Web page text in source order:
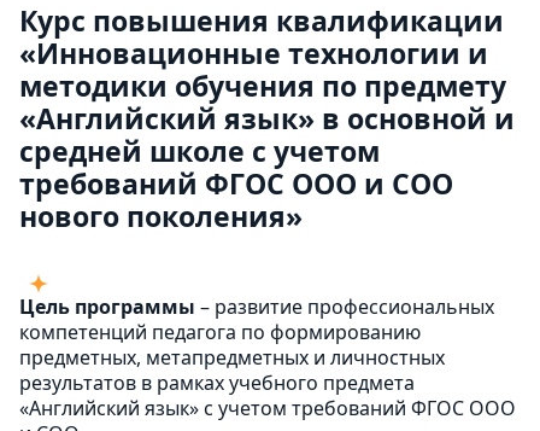
Курс повышения квалификации
«Инновационные технологии и
методики обучения по предмету
«Английский язык» в основной и
средней школе с учетом
требований ФГОС ООО и СОО
нового поколения»
Цель программы – развитие профессиональных
компетенций педагога по формированию
предметных, метапредметных и личностных
результатов в рамках учебного предмета
«Английский язык» с учетом требований ФГОС ООО